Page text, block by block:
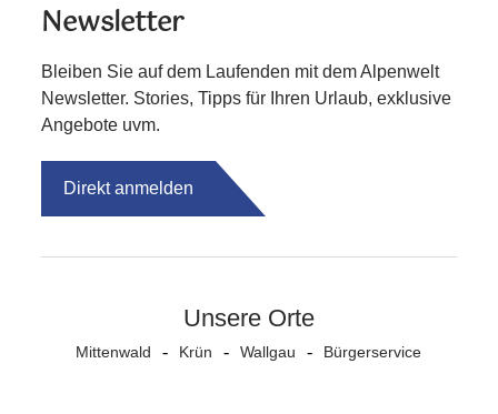
Newsletter
Bleiben Sie auf dem Laufenden mit dem Alpenwelt
Newsletter. Stories, Tipps für Ihren Urlaub, exklusive
Angebote uvm.
Direkt anmelden
Unsere Orte
Mittenwald Krün Wallgau Bürgerservice